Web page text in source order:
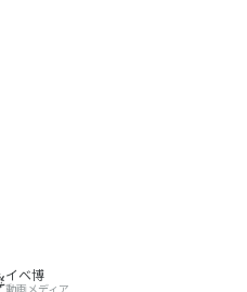
イベ博
動画メディア